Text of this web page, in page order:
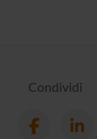
Condividi